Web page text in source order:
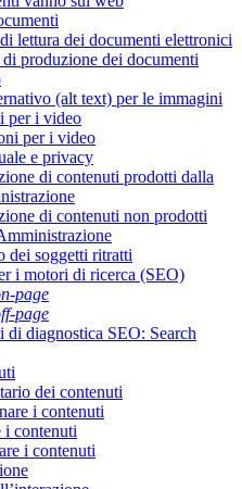
lettura dei documenti elettronici
produzione dei documenti
(alt text) per le immagini
per i video
per i video
e privacy
di contenuti prodotti dalla
di contenuti non prodotti
dei soggetti ritratti
i motori di ricerca (SEO)
page
page
di diagnostica SEO: Search
dei contenuti
i contenuti
i contenuti
i contenuti